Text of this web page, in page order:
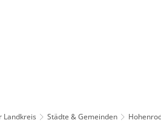
Landkreis Städte & Gemeinden